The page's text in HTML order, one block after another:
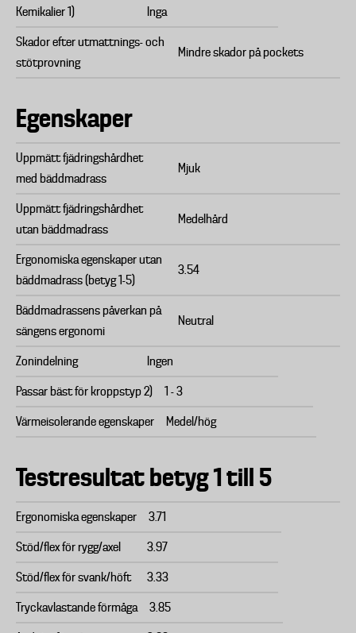
Kemikalier 1) Inga
Skador efter utmattnings- och
stötprovning
Mindre skador på pockets
Egenskaper
Uppmätt fjädringshårdhet
med bäddmadrass
Mjuk
Uppmätt fjädringshårdhet
utan bäddmadrass
Medelhård
Ergonomiska egenskaper utan
bäddmadrass (betyg 1-5)
3.54
Bäddmadrassens påverkan på
sängens ergonomi
Neutral
Zonindelning Ingen
Passar bäst för kroppstyp 2) 1 - 3
Värmeisolerande egenskaper Medel/hög
Testresultat betyg 1 till 5
Ergonomiska egenskaper 3.71
Stöd/flex för rygg/axel 3.97
Stöd/flex för svank/höft 3.33
Tryckavlastande förmåga 3.85